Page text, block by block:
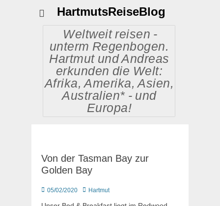
HartmutsReiseBlog
Weltweit reisen -
unterm Regenbogen.
Hartmut und Andreas
erkunden die Welt:
Afrika, Amerika, Asien,
Australien* - und
Europa!
Von der Tasman Bay zur
Golden Bay
Posted
05/02/2020 AutorHartmut